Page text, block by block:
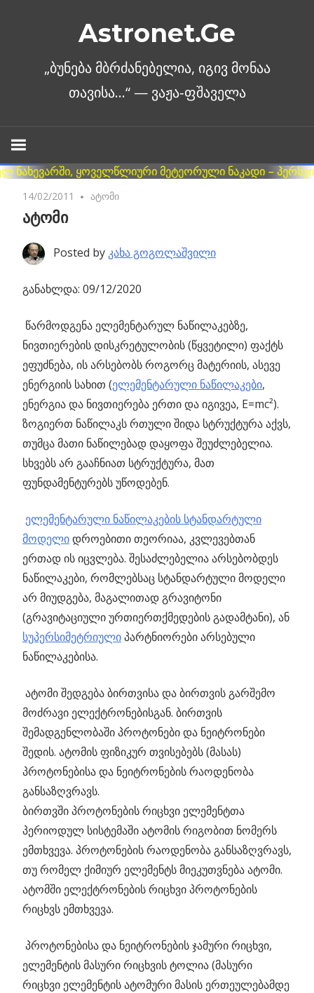
Astronet.Ge
14/02/2011 2 comments
ატომი
ატომი
Posted by კახა გოგოლაშვილი
განახლდა: 09/12/2020
წარმოდგენა ელემენტარულ ნაწილაკებზე,
ნივთიერების დისკრეტულობის (წყვეტილი) ფაქტს
ეფუძნება, ის არსებობს როგორც მატერიის, ასევე
ენერგიის სახით (ელემენტარული ნაწილაკები,
ენერგია და ნივთიერება ერთი და იგივეა, E=mc²).
ზოგიერთ ნაწილაკს რთული შიდა სტრუქტურა აქვს,
თუმცა მათი ნაწილებად დაყოფა შეუძლებელია.
სხვებს არ გააჩნიათ სტრუქტურა, მათ
ფუნდამენტურებს უწოდებენ.
ელემენტარული ნაწილაკების სტანდარტული
მოდელიდროებითი თეორიაა, კვლევებთან
ერთად ის იცვლება. შესაძლებელია არსებობდეს
ნაწილაკები, რომლებსაც სტანდარტული მოდელი
არ მიუდგება, მაგალითად გრავიტონი
(გრავიტაციული ურთიერთქმედების გადამტანი), ან
სუპერსიმეტრიულიპარტნიორები არსებული
ნაწილაკებისა.
ატომი შედგება ბირთვისა და ბირთვის გარშემო
მოძრავი ელექტრონებისგან. ბირთვის
შემადგენლობაში პროტონები და ნეიტრონები
შედის. ატომის ფიზიკურ თვისებებს (მასას)
პროტონებისა და ნეიტრონების რაოდენობა
განსაზღვრავს.
ბირთვში პროტონების რიცხვი ელემენტთა
პერიოდულ სისტემაში ატომის რიგობით ნომერს
ემთხვევა. პროტონების რაოდენობა განსაზღვრავს,
თუ რომელ ქიმიურ ელემენტს მიეკუთვნება ატომი.
ატომში ელექტრონების რიცხვი პროტონების
რიცხვს ემთხვევა.
პროტონებისა და ნეიტრონების ჯამური რიცხვი,
ელემენტის მასური რიცხვის ტოლია (მასური
რიცხვი ელემენტის ატომური მასის ერთეულებამდე